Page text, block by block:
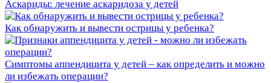
Аскариды: лечение аскаридоза у детей
Как обнаружить и вывести острицы у ребенка?
Симптомы аппендицита у детей – как определить и можно
ли избежать операции?